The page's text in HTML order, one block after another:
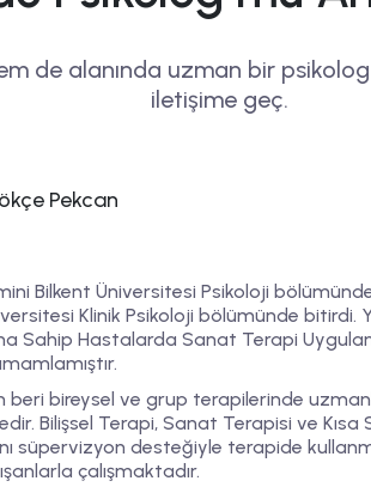
de alanında uzman bir
iletişime geç.
Pekcan
Bilkent Üniversitesi Psikoloji
Klinik Psikoloji bölümünde bitirdi.
Sahip Hastalarda Sanat Terapi
beri bireysel ve grup terapilerinde
Bilişsel Terapi, Sanat Terapisi ve Kısa
süpervizyon desteğiyle terapide
çalışmaktadır.